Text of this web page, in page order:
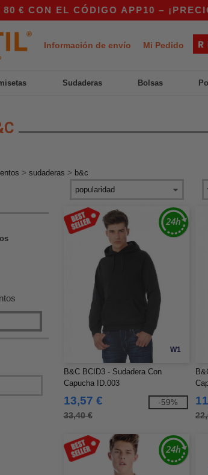
APP10 – ¡PRECIOS AÚN
Información de envío Mi Pedido
Sudaderas Bolsas
> sudaderas > b&c
W1
B&C BCID3 - Sudadera Con
Capucha ID.003
13,57 €
33,40 €
-59%